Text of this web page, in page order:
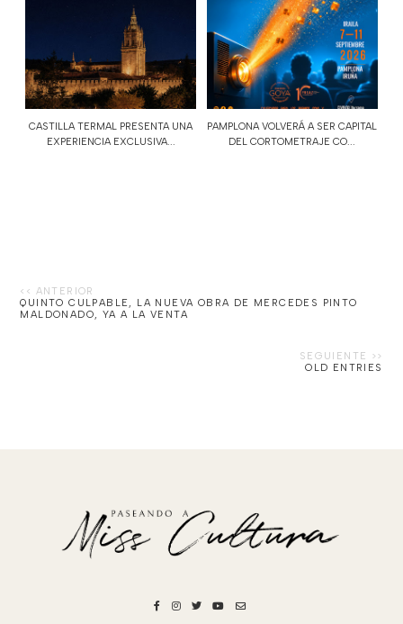
CASTILLA TERMAL PRESENTA UNA
EXPERIENCIA EXCLUSIVA...
PAMPLONA VOLVERÁ A SER CAPITAL
DEL CORTOMETRAJE CO...
QUINTO CULPABLE, LA NUEVA OBRA DE MERCEDES PINTO
MALDONADO, YA A LA VENTA
OLD ENTRIES